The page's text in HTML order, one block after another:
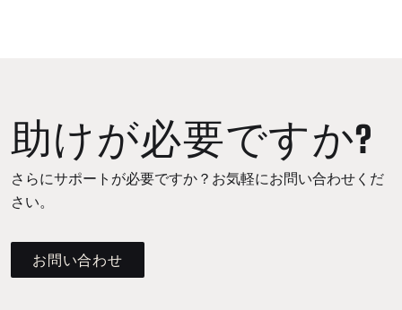
助けが必要ですか?
さらにサポートが必要ですか？お気軽にお問い合わせくだ
さい。
お問い合わせ